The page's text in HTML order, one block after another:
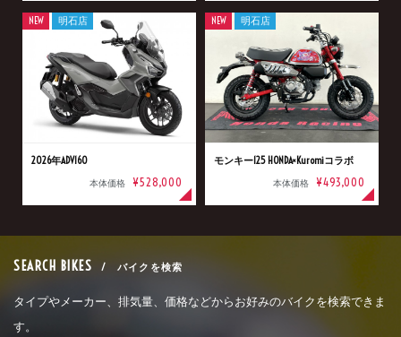
2026年ADV160
本体価格 ¥528,000
NEW 明石店
モンキー125 HONDA×Kuromiコラボ
本体価格 ¥493,000
NEW 明石店
SEARCH BIKES / バイクを検索
タイプやメーカー、排気量、価格などからお好みのバイクを検索できま
す。